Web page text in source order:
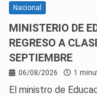
Nacional
MINISTERIO DE
REGRESO A
SEPTIEMBRE
06/08/2026 1
El ministro de